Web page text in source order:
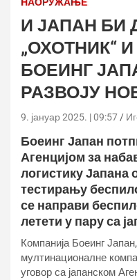
И ЈАПАН БИ
„ОХОТНИК“ И
БОЕИНГ
РАЗВОЈУ
9. јануар 2025. | 09:57
Боеинг Јапан
Агенцијом за
логистику Јапана
тестирању
се направи
летети у пару са
Компанија Боеинг
мултинационалне
уговор са јапанском